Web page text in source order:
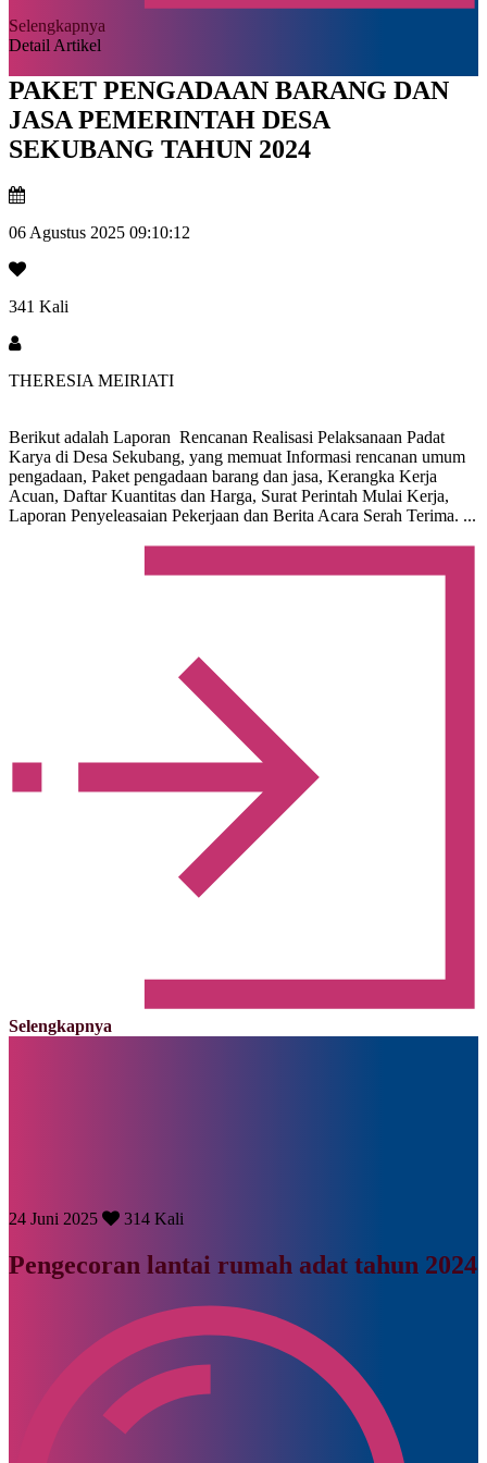
Selengkapnya
Detail Artikel
PAKET PENGADAAN BARANG DAN
JASA PEMERINTAH DESA
SEKUBANG TAHUN 2024
06 Agustus 2025 09:10:12
341 Kali
THERESIA MEIRIATI
Berikut adalah Laporan Rencanan Realisasi Pelaksanaan Padat
Karya di Desa Sekubang, yang memuat Informasi rencanan umum
pengadaan, Paket pengadaan barang dan jasa, Kerangka Kerja
Acuan, Daftar Kuantitas dan Harga, Surat Perintah Mulai Kerja,
Laporan Penyeleasaian Pekerjaan dan Berita Acara Serah Terima. ...
Selengkapnya
24 Juni 2025 314 Kali
Pengecoran lantai rumah adat tahun 2024